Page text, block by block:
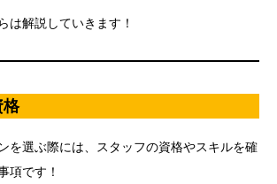
は解説していきます！
格
を選ぶ際には、スタッフの資格やスキルを確
項です！